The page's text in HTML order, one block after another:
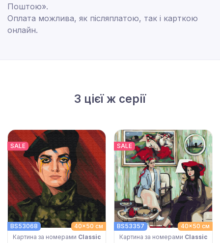
Поштою».
Оплата можлива, як післяплатою, так і карткою
онлайн.
З цієї ж серії
SALE
40x50 см
BS53068
Картина за номерами Classic
SALE
40x50 см
BS53357
Картина за номерами Classic